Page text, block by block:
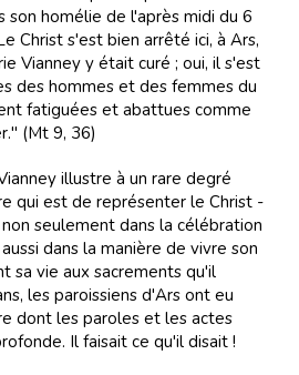
son homélie de l'après midi du 6
Christ s'est bien arrêté ici, à Ars,
Vianney y était curé ; oui, il s'est
des hommes et des femmes du
fatiguées et abattues comme
(Mt 9, 36)
illustre à un rare degré
qui est de représenter le Christ -
seulement dans la célébration
dans la manière de vivre son
sa vie aux sacrements qu'il
les paroissiens d'Ars ont eu
dont les paroles et les actes
Il faisait ce qu'il disait !